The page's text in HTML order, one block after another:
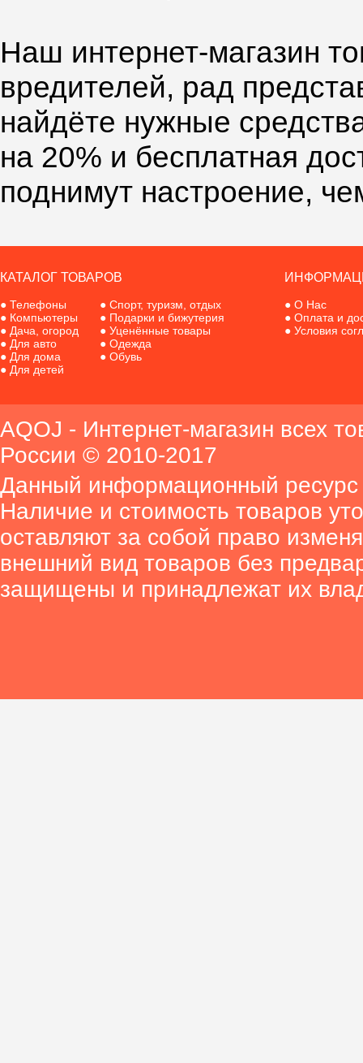
Наш интернет-магазин
вредителей, рад
найдёте нужные
на 20% и бесплатная
поднимут настроение,
КАТАЛОГ ТОВАРОВ
● Телефоны
● Компьютеры
● Дача, огород
● Для авто
● Для дома
● Для детей
● Спорт, туризм, отдых
● Подарки и бижутерия
● Уценённые товары
● Одежда
● Обувь
● О Нас
● Оплата и
● Условия
AQOJ - Интернет-магазин всех
России © 2010-2017
Данный информационный ресурс
Наличие и стоимость товаров
оставляют за собой право
внешний вид товаров без
защищены и принадлежат их